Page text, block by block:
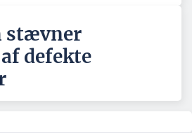
stævner
defekte